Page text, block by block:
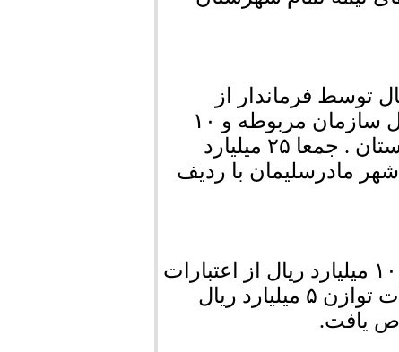
استانی / ۴ میلیارد ریال توسط فرماندار از
اعتبارات توازن شهرستان و ۵ میلیارد ریال از محل سازمان مربوطه و ۱۰
میلیارد ریال از محل اعتبار در اختیار نماینده شهرستان . جمعا ۲۵ میلیارد
مادرسلیمان با ردیف
۸ میلیارد ریال از محل اعتبار در اختیار نماینده و ۱۰ میلیارد ریال از اعتبارات
بودجه ای شهرداری سعادت شهر از محل اعتبارات توازن ۵ میلیارد ریال
یافت.